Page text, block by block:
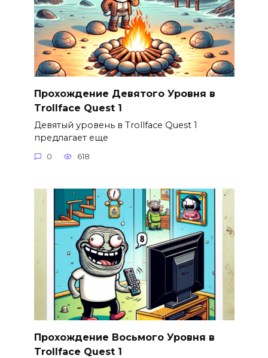
Прохождение Девятого Уровня в
Trollface Quest 1
Девятый уровень в Trollface Quest 1
предлагает еще
0 618
Прохождение Восьмого Уровня в
Trollface Quest 1